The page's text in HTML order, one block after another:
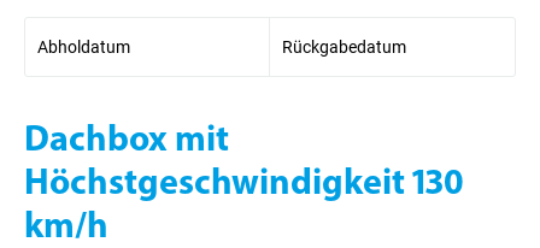
Abholdatum Rückgabedatum
Dachbox mit
Höchstgeschwindigkeit 130
km/h